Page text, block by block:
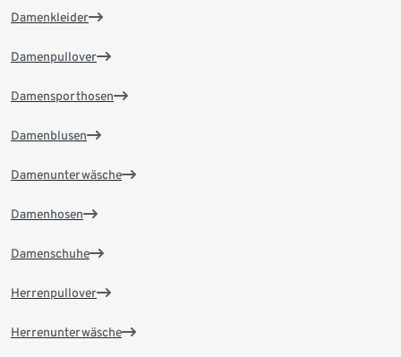
Damenkleider
Damenpullover
Damensporthosen
Damenblusen
Damenunterwäsche
Damenhosen
Damenschuhe
Herrenpullover
Herrenunterwäsche